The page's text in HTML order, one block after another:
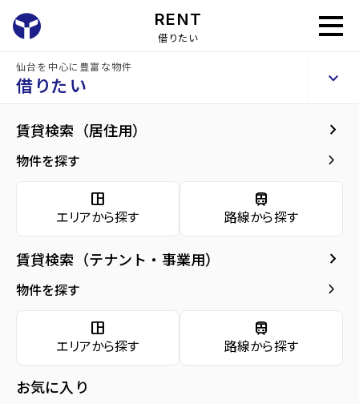
RENT
借りたい
仙台を中心に豊富な物件
借りたい keyboard_arrow_up
賃貸検索（居住用） keyboard_arrow_right
物件を探す keyboard_arrow_right
space_dashboard
エリアから探す
train
路線から探す
賃貸検索（テナント・事業用） keyboard_arrow_right
物件を探す keyboard_arrow_right
space_dashboard
エリアから探す
train
路線から探す
お気に入り
賃貸マンション 将監団地二街区
建物概要
現在募集中の物件arrow_forward
arrow_forward
地図・周辺環境 arrow_forward
将監団地二街区
アクセス
宮城交通バス バス停『将監九丁目』から徒
仙台市地下鉄南北線/八乙女駅 徒歩36分